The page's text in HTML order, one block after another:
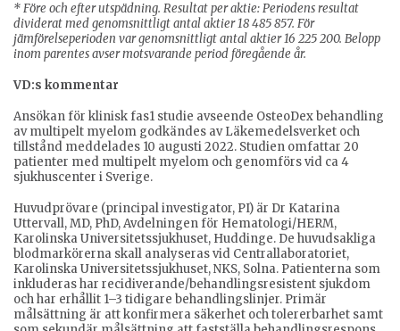
* Före och efter utspädning. Resultat per aktie: Periodens resultat
dividerat med genomsnittligt antal aktier 18 485 857. För
jämförelseperioden var genomsnittligt antal aktier 16 225 200. Belopp
inom parentes avser motsvarande period föregående år.
VD:s kommentar
Ansökan för klinisk fas1 studie avseende OsteoDex behandling
av multipelt myelom godkändes av Läkemedelsverket och
tillstånd meddelades 10 augusti 2022. Studien omfattar 20
patienter med multipelt myelom och genomförs vid ca 4
sjukhuscenter i Sverige.
Huvudprövare (principal investigator, PI) är Dr Katarina
Uttervall, MD, PhD, Avdelningen för Hematologi/HERM,
Karolinska Universitetssjukhuset, Huddinge. De huvudsakliga
blodmarkörerna skall analyseras vid Centrallaboratoriet,
Karolinska Universitetssjukhuset, NKS, Solna. Patienterna som
inkluderas har recidiverande/behandlingsresistent sjukdom
och har erhållit 1–3 tidigare behandlingslinjer. Primär
målsättning är att konfirmera säkerhet och tolererbarhet samt